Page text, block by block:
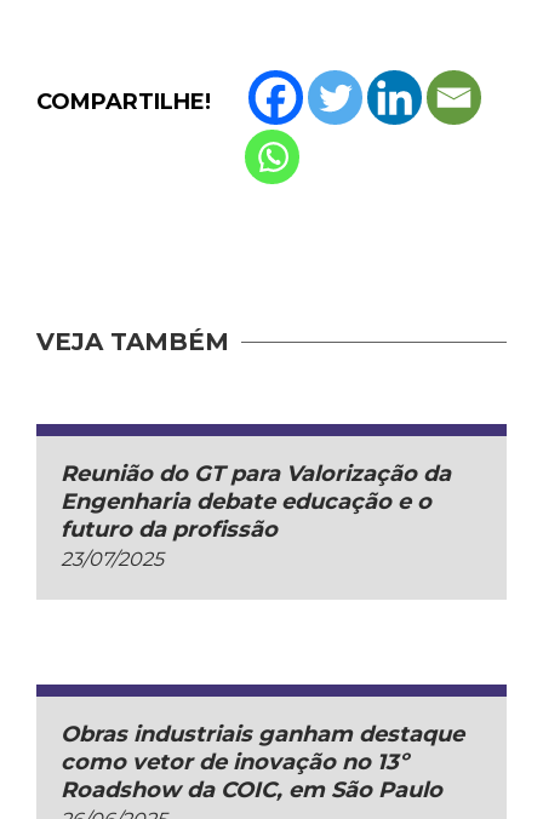
COMPARTILHE!
VEJA TAMBÉM
Reunião do GT para Valorização da
Engenharia debate educação e o
futuro da profissão
23/07/2025
Obras industriais ganham destaque
como vetor de inovação no 13º
Roadshow da COIC, em São Paulo